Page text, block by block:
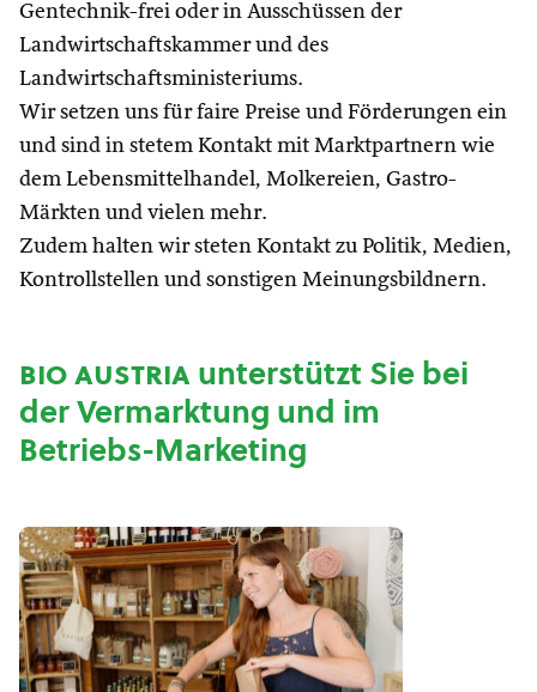
Gentechnik-frei oder in Ausschüssen der
Landwirtschaftskammer und des
Landwirtschaftsministeriums.
Wir setzen uns für faire Preise und Förderungen ein
und sind in stetem Kontakt mit Marktpartnern wie
dem Lebensmittelhandel, Molkereien, Gastro-
Märkten und vielen mehr.
Zudem halten wir steten Kontakt zu Politik, Medien,
Kontrollstellen und sonstigen Meinungsbildnern.
bio austriaunterstützt Sie bei
der Vermarktung und im
Betriebs-Marketing